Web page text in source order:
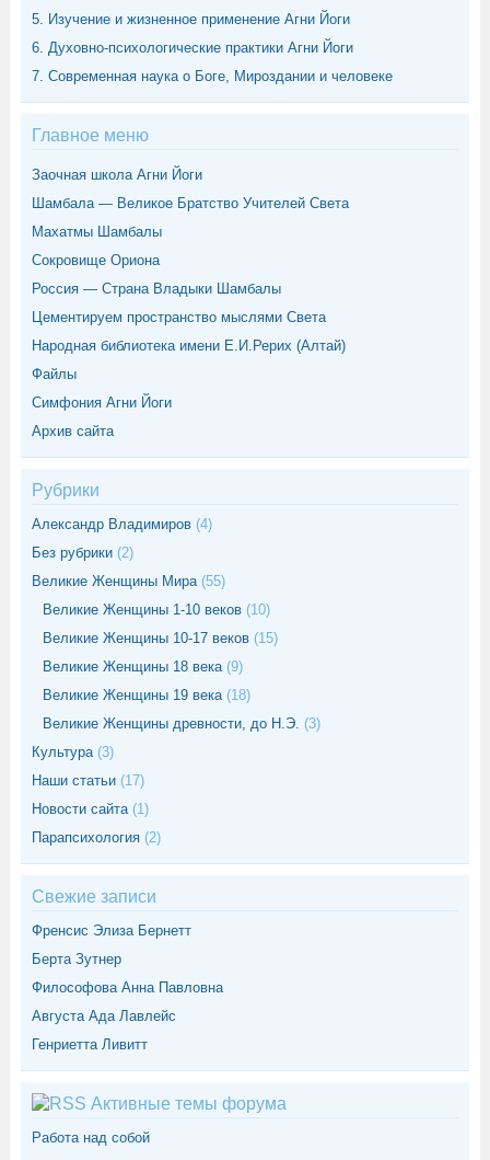
5. Изучение и жизненное применение Агни Йоги
6. Духовно-психологические практики Агни Йоги
7. Современная наука о Боге, Мироздании и человеке
Главное меню
Заочная школа Агни Йоги
Шамбала — Великое Братство Учителей Света
Махатмы Шамбалы
Сокровище Ориона
Россия — Страна Владыки Шамбалы
Цементируем пространство мыслями Света
Народная библиотека имени Е.И.Рерих (Алтай)
Файлы
Симфония Агни Йоги
Архив сайта
Рубрики
Александр Владимиров (4)
Без рубрики (2)
Великие Женщины Мира(55)
Великие Женщины 1-10 веков (10)
Великие Женщины 10-17 веков (15)
Великие Женщины 18 века(9)
Великие Женщины 19 века(18)
Великие Женщины древности, до Н.Э. (3)
Культура(3)
Наши статьи (17)
Новости сайта(1)
Парапсихология (2)
Свежие записи
Френсис Элиза Бернетт
Берта Зутнер
Философова Анна Павловна
Августа Ада Лавлейс
Генриетта Ливитт
Активные темы форума
Работа над собой